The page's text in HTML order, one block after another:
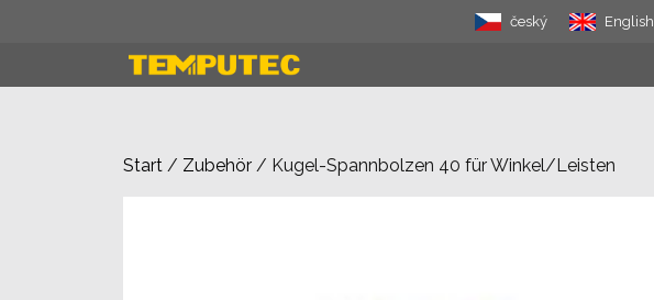
český English
Start / Zubehör / Kugel-Spannbolzen 40 für Winkel/Leisten